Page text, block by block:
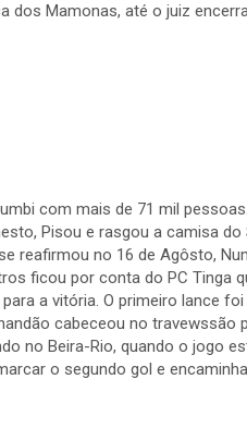
dos Mamonas, até o juiz
com mais de 71 mil
Pisou e rasgou a camisa do
reafirmou no 16 de Agôsto,
ficou por conta do PC Tinga
a vitória. O primeiro lance
cabeceou no travewssão
no Beira-Rio, quando o jogo
o segundo gol e